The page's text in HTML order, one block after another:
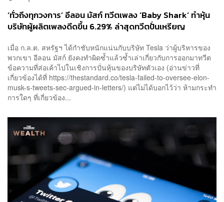
‘ทั่วถึงทุกวงการ’ อีลอน มัสก์ ทวีตเพลง ‘Baby Shark’ ทำหุ้น
บริษัทผู้ผลิตเพลงดีดขึ้น 6.29% ล่าสุดทวีตปั่นเหรียญ
เมื่อ ก.ล.ต. สหรัฐฯ ได้กำชับหนักแน่นกับบริษัท Tesla ว่าผู้บริหารของ
พวกเขา อีลอน มัสก์ ยังคงทำผิดซ้ำแล้วซ้ำเล่าเกี่ยวกับการออกมาทวีต
ข้อความที่ส่อเค้าไปในเชิงการปั่นหุ้นของบริษัทตัวเอง (อ่านข่าวที่
เกี่ยวข้องได้ที่ https://thestandard.co/tesla-failed-to-oversee-elon-
musk-s-tweets-sec-argued-in-letters/) แต่ไม่ได้บอกไว้ว่า ห้ามกระทำ
การใดๆ ที่เกี่ยวข้อง...